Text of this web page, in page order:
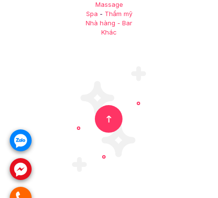
Massage
Spa - Thẩm mỹ
Nhà hàng - Bar
Khác